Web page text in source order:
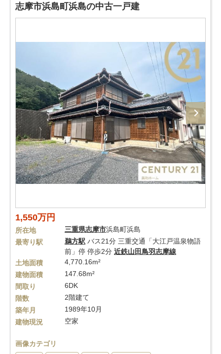
志摩市浜島町浜島の中古一戸建
1,550万円
所在地 三重県志摩市浜島町浜島
最寄り駅
鵜方駅 バス21分 三重交通「大江戸温泉物語
前」停 停歩2分 近鉄山田鳥羽志摩線
土地面積
4,770.16m²
建物面積
147.68m²
間取り
6DK
階数
2階建て
築年月
1989年10月
建物現況
空家
画像カテゴリ